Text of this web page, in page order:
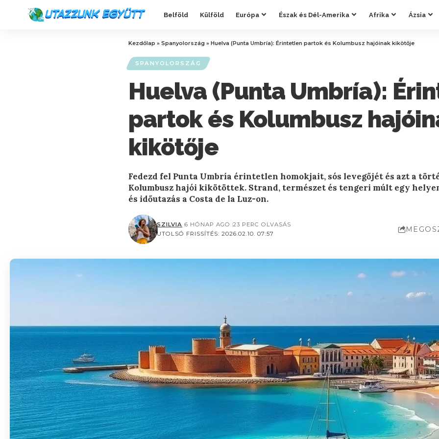
Belföld Külföld Európa Észak és Dél-Amerika Afrika Ázsia
Kezdőlap » Spanyolország » Huelva (Punta Umbría): Érintetlen partok és Kolumbusz hajóinak kikötője
SPANYOLORSZÁG
Huelva (Punta Umbría):
partok és Kolumbusz
kikötője
Fedezd fel Punta Umbría érintetlen homokjait, sós levegőjét és azt a
Kolumbusz hajói kikötöttek. Strand, természet és tengeri múlt egy
és időutazás a Costa de la Luz-on.
UTOLSÓ FRISSÍTÉS: 2026.02.10. 07:57
SZILVIA 6 HÓNAP AGO 23 PERC OLVASÁS